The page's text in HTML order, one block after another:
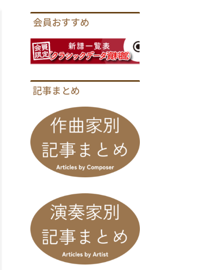
会員おすすめ
記事まとめ